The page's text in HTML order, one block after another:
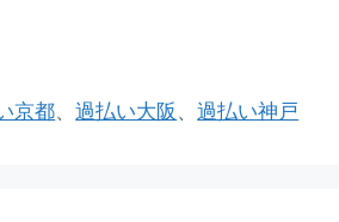
京都、過払い大阪 、過払い神戸